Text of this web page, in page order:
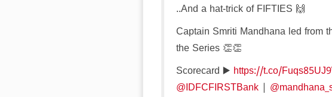
..And a hat-trick of FIFTIES 🙌
Captain Smriti Mandhana led from
the Series 👏👏
Scorecard ▶️ https://t.co/
@IDFCFIRSTBank